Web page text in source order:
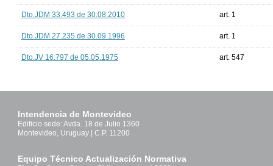
Dto.JDM 33.493 de 30.08.2010 art. 1
Dto.JDM 27.235 de 30.09.1996 art. 1
Dto.JV 16.797 de 05.05.1975 art. 547
Intendencia de Montevideo
Edificio sede: Avda. 18 de Julio 1360
Montevideo, Uruguay | C.P. 11200
Equipo Técnico Actualización Normativa